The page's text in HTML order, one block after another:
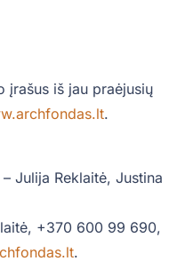
įrašus iš jau praėjusių
.
Julija Reklaitė, Justina
+370 600 99 690,
.